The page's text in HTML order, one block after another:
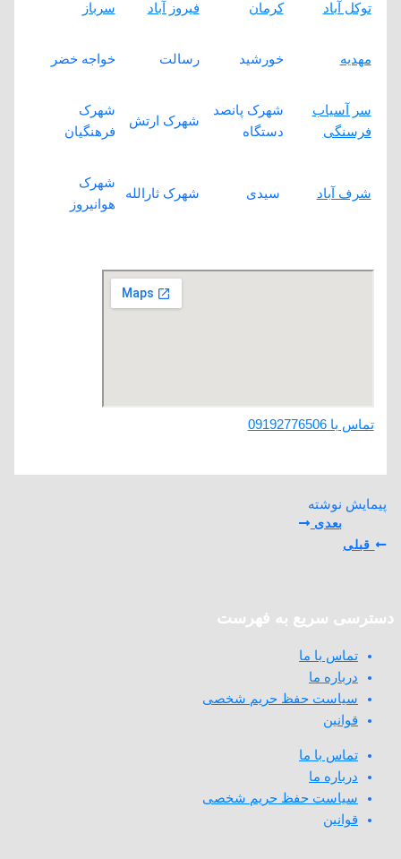
توکل آباد کرمان فیروز آباد سرباز
مهدیه خورشید رسالت خواجه خضر
سر آسیاب
فرسنگی
شهرک پانصد
دستگاه
شهرک ارتش
شهرک
فرهنگیان
شرف آباد سیدی شهرک ثارالله
شهرک
هوانیروز
تماس با 09192776506
پیمایش نوشته
قبلی
بعدی
دسترسی سریع به فهرست
تماس با ما
درباره ما
سیاست حفظ حریم شخصی
قوانین
تماس با ما
درباره ما
سیاست حفظ حریم شخصی
قوانین